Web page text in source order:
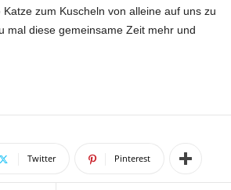
zum Kuscheln von alleine auf uns zu
mal diese gemeinsame Zeit mehr und
Twitter Pinterest